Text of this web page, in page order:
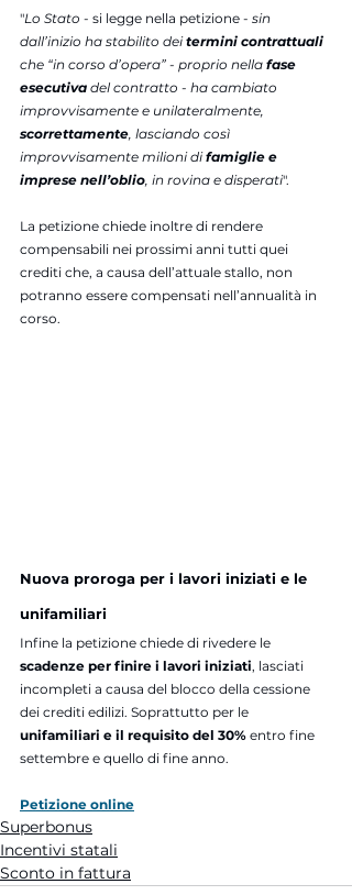
"Lo Stato - si legge nella petizione - sin
dall’inizio ha stabilito dei termini contrattuali
che “in corso d’opera” - proprio nella fase
esecutiva del contratto - ha cambiato
improvvisamente e unilateralmente,
scorrettamente, lasciando così
improvvisamente milioni di famiglie e
imprese nell’oblio, in rovina e disperati".
La petizione chiede inoltre di rendere
compensabili nei prossimi anni tutti quei
crediti che, a causa dell’attuale stallo, non
potranno essere compensati nell’annualità in
corso.
Nuova proroga per i lavori iniziati e le
unifamiliari
Infine la petizione chiede di rivedere le
scadenze per finire i lavori iniziati, lasciati
incompleti a causa del blocco della cessione
dei crediti edilizi. Soprattutto per le
unifamiliari e il requisito del 30% entro fine
settembre e quello di fine anno.
Petizione online
Superbonus
Incentivi statali
Sconto in fattura